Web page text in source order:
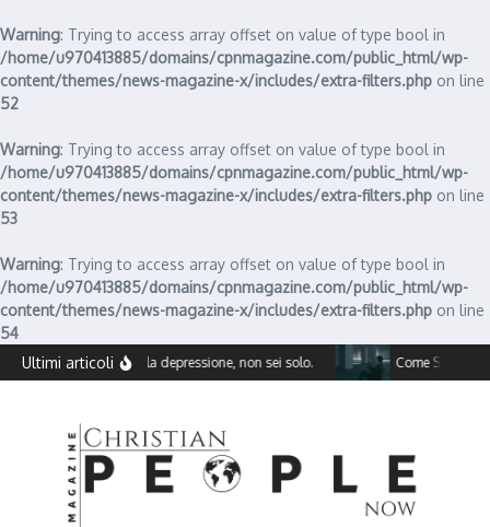
Warning: Trying to access array offset on value of type bool in
/home/u970413885/domains/cpnmagazine.com/public_html/wp-
content/themes/news-magazine-x/includes/extra-filters.php on line
52
Warning: Trying to access array offset on value of type bool in
/home/u970413885/domains/cpnmagazine.com/public_html/wp-
content/themes/news-magazine-x/includes/extra-filters.php on line
53
Warning: Trying to access array offset on value of type bool in
/home/u970413885/domains/cpnmagazine.com/public_html/wp-
content/themes/news-magazine-x/includes/extra-filters.php on line
54
Salta al contenuto
Ultimi articoliAffronta la depressione, non sei solo. Come Superare